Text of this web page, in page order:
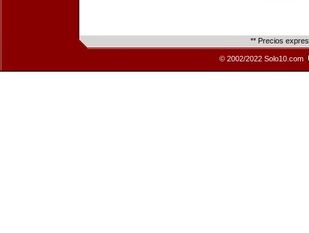
** Precios
© 2002/2022 Solo10.com